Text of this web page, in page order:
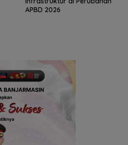
APBD 2026